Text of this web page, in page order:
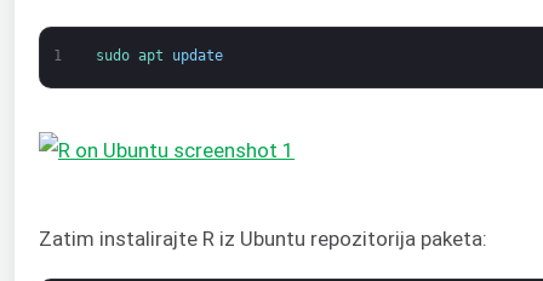
1 sudo apt update
Zatim instalirajte R iz Ubuntu repozitorija paketa: